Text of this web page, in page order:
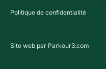
Politique de confidentialité
Site web par Parkour3.com